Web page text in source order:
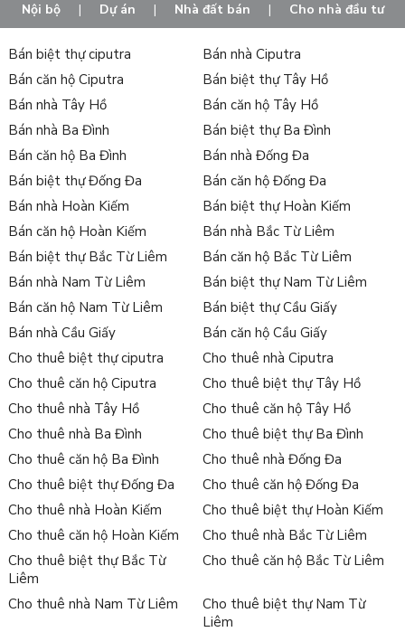
Nội bộ | Dự án | Nhà đất bán | Cho nhà đầu tư
Bán biệt thự ciputra
Bán nhà Ciputra
Bán căn hộ Ciputra
Bán biệt thự Tây Hồ
Bán nhà Tây Hồ
Bán căn hộ Tây Hồ
Bán nhà Ba Đình
Bán biệt thự Ba Đình
Bán căn hộ Ba Đình
Bán nhà Đống Đa
Bán biệt thự Đống Đa
Bán căn hộ Đống Đa
Bán nhà Hoàn Kiếm
Bán biệt thự Hoàn Kiếm
Bán căn hộ Hoàn Kiếm
Bán nhà Bắc Từ Liêm
Bán biệt thự Bắc Từ Liêm
Bán căn hộ Bắc Từ Liêm
Bán nhà Nam Từ Liêm
Bán biệt thự Nam Từ Liêm
Bán căn hộ Nam Từ Liêm
Bán biệt thự Cầu Giấy
Bán nhà Cầu Giấy
Bán căn hộ Cầu Giấy
Cho thuê biệt thự ciputra
Cho thuê nhà Ciputra
Cho thuê căn hộ Ciputra
Cho thuê biệt thự Tây Hồ
Cho thuê nhà Tây Hồ
Cho thuê căn hộ Tây Hồ
Cho thuê nhà Ba Đình
Cho thuê biệt thự Ba Đình
Cho thuê căn hộ Ba Đình
Cho thuê nhà Đống Đa
Cho thuê biệt thự Đống Đa
Cho thuê căn hộ Đống Đa
Cho thuê nhà Hoàn Kiếm
Cho thuê biệt thự Hoàn Kiếm
Cho thuê căn hộ Hoàn Kiếm
Cho thuê nhà Bắc Từ Liêm
Cho thuê biệt thự Bắc Từ
Liêm
Cho thuê căn hộ Bắc Từ Liêm
Cho thuê nhà Nam Từ Liêm
Cho thuê biệt thự Nam Từ
Liêm